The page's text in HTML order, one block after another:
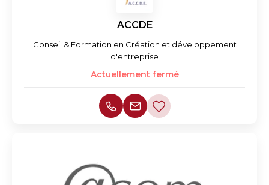
ACCDE
Conseil & Formation en Création et développement
d'entreprise
Actuellement fermé